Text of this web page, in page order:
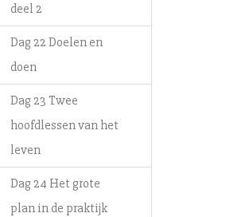
deel 2
Dag 22 Doelen en
doen
Dag 23 Twee
hoofdlessen van het
leven
Dag 24 Het grote
plan in de praktijk